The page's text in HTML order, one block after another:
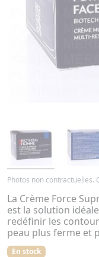
Photos non contractuelles.
La Crème Force
est la solution
redéfinir les
peau plus ferme et
En stock